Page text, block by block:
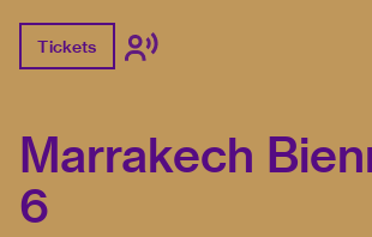
Tickets
Marrakech
6